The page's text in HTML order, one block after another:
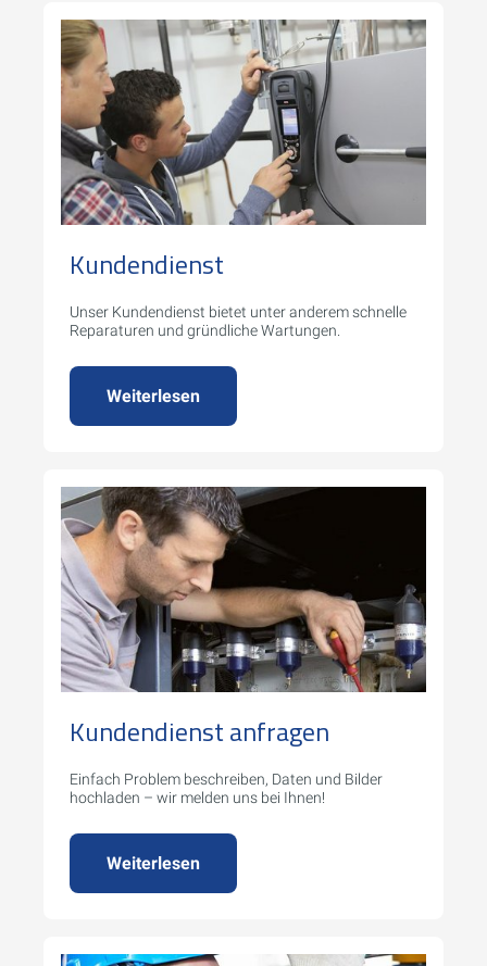
Kundendienst
Unser Kundendienst bietet unter anderem schnelle
Reparaturen und gründliche Wartungen.
Weiterlesen
Kundendienst anfragen
Einfach Problem beschreiben, Daten und Bilder
hochladen – wir melden uns bei Ihnen!
Weiterlesen